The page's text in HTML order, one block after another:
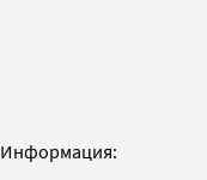
Информация: